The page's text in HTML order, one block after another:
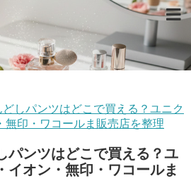
しパンツはどこで買える？ユニク
無印・ワコールま販売店を整理
パンツはどこで買える？ユ
イオン・無印・ワコールま